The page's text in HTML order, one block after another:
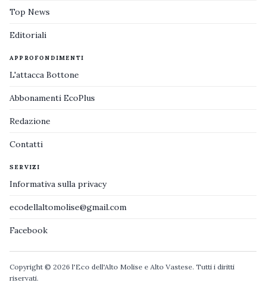
Top News
Editoriali
APPROFONDIMENTI
L'attacca Bottone
Abbonamenti EcoPlus
Redazione
Contatti
SERVIZI
Informativa sulla privacy
ecodellaltomolise@gmail.com
Facebook
Copyright © 2026 l'Eco dell'Alto Molise e Alto Vastese. Tutti i diritti
riservati.